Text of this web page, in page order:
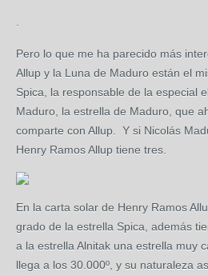
Pero lo que me ha parecido más
Allup y la Luna de Maduro están el
Spica, la responsable de la especial
Maduro, la estrella de Maduro, que
comparte con Allup. Y si Nicolás
Henry Ramos Allup tiene tres.
En la carta solar de Henry Ramos
grado de la estrella Spica, además
a la estrella Alnitak una estrella muy
llega a los 30.000º, y su naturaleza